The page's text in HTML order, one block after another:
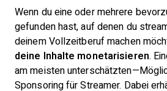
Wenn du eine oder mehrere
gefunden hast, auf denen du
deinem Vollzeitberuf machen
deine Inhalte monetarisieren.
am meisten
Sponsoring für Streamer. Dabei